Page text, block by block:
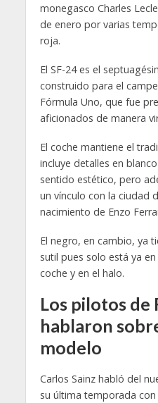
monegasco Charles
de enero por varias
roja.
El SF-24 es el
construido para el
Fórmula Uno, que fue
aficionados de manera
El coche mantiene el
incluye detalles en
sentido estético, pero
un vínculo con la ciudad
nacimiento de Enzo
El negro, en cambio, ya
sutil pues solo está ya
coche y en el halo.
Los pilotos de
hablaron
modelo
Carlos Sainz habló del
su última temporada con